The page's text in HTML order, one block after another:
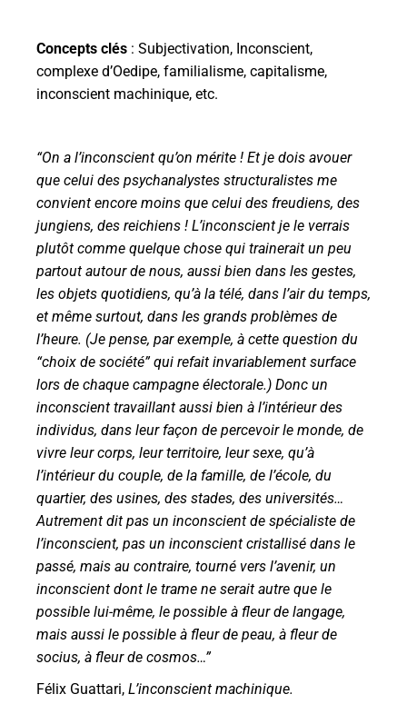
Concepts clés : Subjectivation, Inconscient,
complexe d’Oedipe, familialisme, capitalisme,
inconscient machinique, etc.
“On a l’inconscient qu’on mérite ! Et je dois avouer
que celui des psychanalystes structuralistes me
convient encore moins que celui des freudiens, des
jungiens, des reichiens ! L’inconscient je le verrais
plutôt comme quelque chose qui trainerait un peu
partout autour de nous, aussi bien dans les gestes,
les objets quotidiens, qu’à la télé, dans l’air du temps,
et même surtout, dans les grands problèmes de
l’heure. (Je pense, par exemple, à cette question du
“choix de société” qui refait invariablement surface
lors de chaque campagne électorale.) Donc un
inconscient travaillant aussi bien à l’intérieur des
individus, dans leur façon de percevoir le monde, de
vivre leur corps, leur territoire, leur sexe, qu’à
l’intérieur du couple, de la famille, de l’école, du
quartier, des usines, des stades, des universités…
Autrement dit pas un inconscient de spécialiste de
l’inconscient, pas un inconscient cristallisé dans le
passé, mais au contraire, tourné vers l’avenir, un
inconscient dont le trame ne serait autre que le
possible lui-même, le possible à fleur de langage,
mais aussi le possible à fleur de peau, à fleur de
socius, à fleur de cosmos…”
Félix Guattari, L’inconscient machinique.